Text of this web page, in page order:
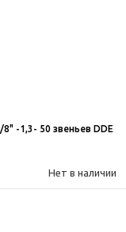
-1,3- 50 звеньев DDE
Нет в наличии